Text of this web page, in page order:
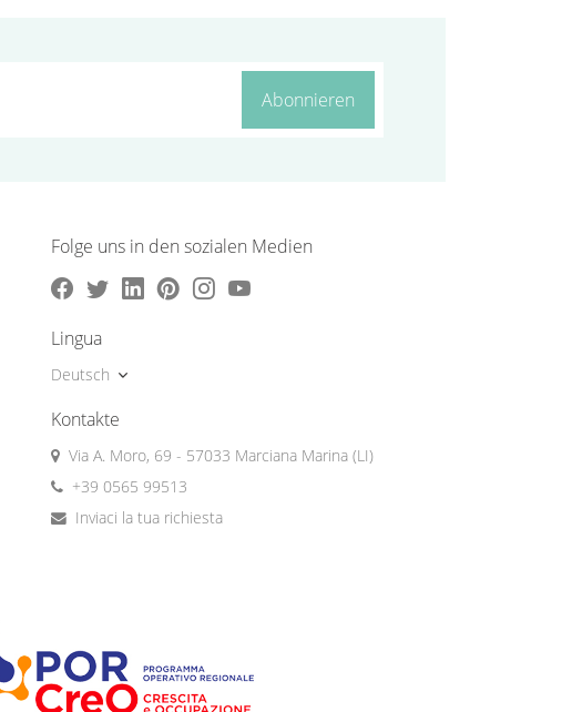
Abonnieren
Folge uns in den sozialen Medien
Lingua
Deutsch
Kontakte
Via A. Moro, 69 - 57033 Marciana Marina (LI)
+39 0565 99513
Inviaci la tua richiesta